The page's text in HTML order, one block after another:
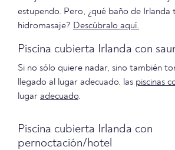
estupendo. Pero, ¿qué baño de Irlanda
hidromasaje? Descúbralo aquí.
Piscina cubierta Irlanda con
Si no sólo quiere nadar, sino también
llegado al lugar adecuado. las piscinas
lugar adecuado.
Piscina cubierta Irlanda con
pernoctación/hotel